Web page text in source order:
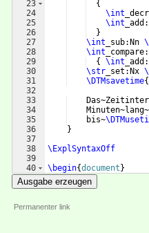
23
24
25
26
27
28
29
30
31
32
33
34
35
36
37
38
39
40
41
{
\int
\int
}
\int _sub:Nn
\int
{
\int
\str _set:Nx
\DTMsavetime{
    bis~
}
\ExplSyntaxOff
\begin{document }
Ausgabe erzeugen
Permanenter link